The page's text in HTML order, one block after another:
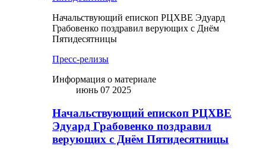
Начальствующий епископ РЦХВЕ Эдуард
Грабовенко поздравил верующих с Днём
Пятидесятницы
Пресс-релизы
Информация о материале
июнь 07 2025
Начальствующий епископ РЦХВЕ
Эдуард Грабовенко поздравил
верующих с Днём Пятидесятницы